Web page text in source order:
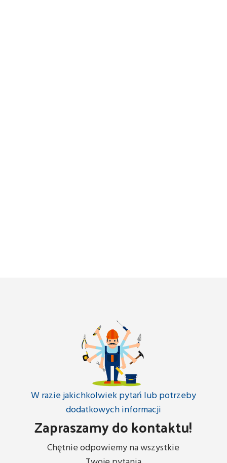
W razie jakichkolwiek pytań lub potrzeby
dodatkowych informacji
Zapraszamy do kontaktu!
Chętnie odpowiemy na wszystkie